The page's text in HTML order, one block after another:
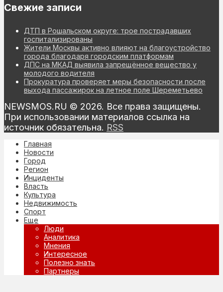
Свежие записи
ДТП в Рошальском округе: трое пострадавших
госпитализированы
Жители Москвы активно влияют на благоустройство
города благодаря городским платформам
ДПС на МКАД выявила запрещённое вещество у
молодого водителя
Прокуратура проверяет меры безопасности после
выхода пассажирок на летное поле Шереметьево
NEWSMOS.RU © 2026. Все права защищены.
При использовании материалов ссылка на
источник обязательна. RSS
Главная
Новости
Город
Регион
Инциденты
Власть
Культура
Недвижимость
Спорт
Еще
Люди
Аналитика
Мнения
Интересное
Полезно знать
Партнеры